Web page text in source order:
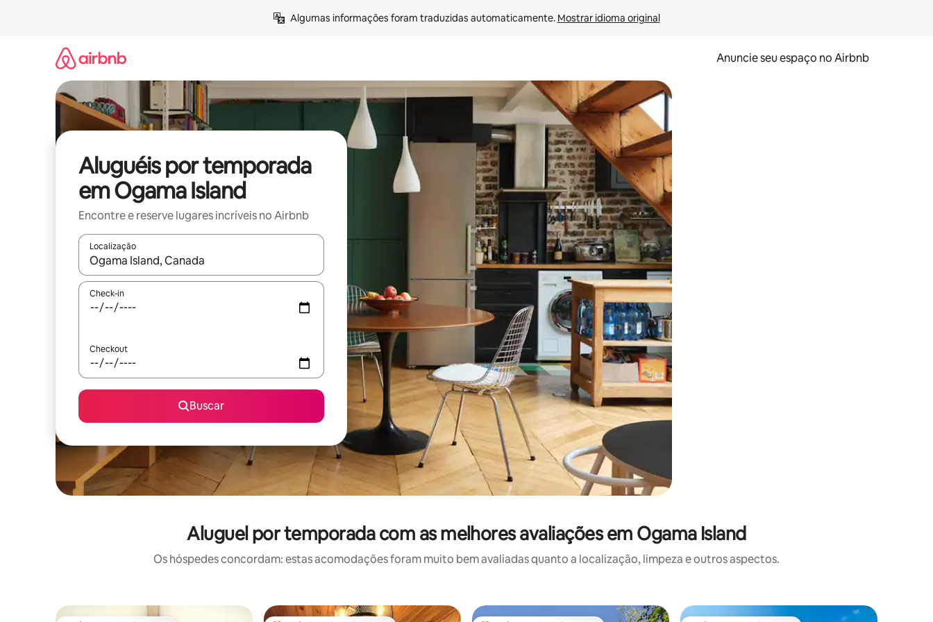
Algumas informações foram traduzidas automaticamente. Mostrar idioma original
Anuncie seu espaço no Airbnb
Aluguéis por temporada
em Ogama Island
Encontre e reserve lugares incríveis no Airbnb
Localização
Quando os resultados estiverem disponíveis, explore-os usando as seta para cima e para baixo do teclado ou tocando e deslizando o dedo na tela.
Check-in
Checkout
Buscar
Aluguel por temporada com as melhores avaliações em Ogama Island
Os hóspedes concordam: estas acomodações foram muito bem avaliadas quanto a localização, limpeza e outros aspectos.